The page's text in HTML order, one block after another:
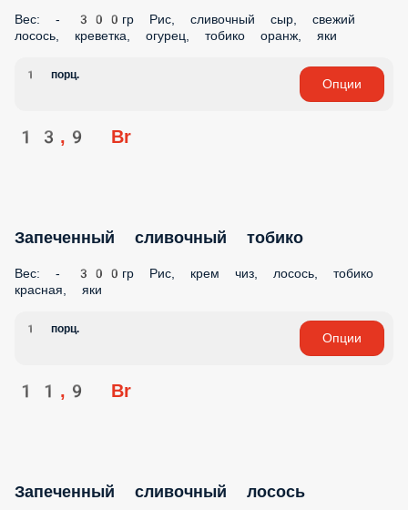
Вес: - 300гр Рис, сливочный сыр, свежий
лосось, креветка, огурец, тобико оранж, яки
1 порц.
Опции
13,9 Br
Запеченный сливочный тобико
Вес: - 300гр Рис, крем чиз, лосось, тобико
красная, яки
1 порц.
Опции
11,9 Br
Запеченный сливочный лосось